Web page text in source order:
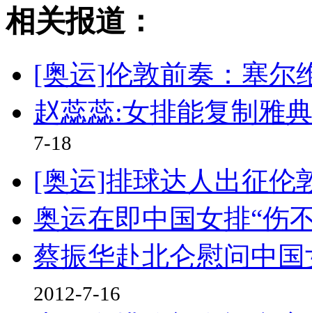
相关报道：
[奥运]伦敦前奏：塞尔
赵蕊蕊:女排能复制雅
7-18
[奥运]排球达人出征伦
奥运在即中国女排“伤
蔡振华赴北仑慰问中
2012-7-16